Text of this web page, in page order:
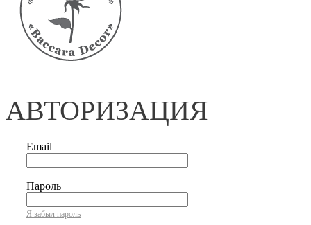
АВТОРИЗАЦИЯ
Email
Пароль
Я забыл пароль